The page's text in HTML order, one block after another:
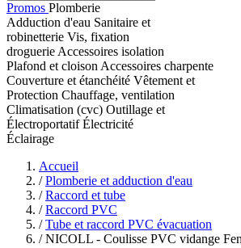
Promos Plomberie
Adduction d'eau Sanitaire et
robinetterie Vis, fixation
droguerie Accessoires isolation
Plafond et cloison Accessoires charpente
Couverture et étanchéité Vêtement et
Protection Chauffage, ventilation
Climatisation (cvc) Outillage et
ÉlectroportatifÉlectricité
Éclairage
Accueil
/ Plomberie et adduction d'eau
/ Raccord et tube
/ Raccord PVC
/ Tube et raccord PVC évacuation
/ NICOLL - Coulisse PVC vidange